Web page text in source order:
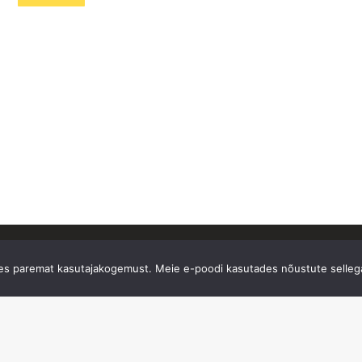
paremat kasutajakogemust. Meie e-poodi kasutades nõustute